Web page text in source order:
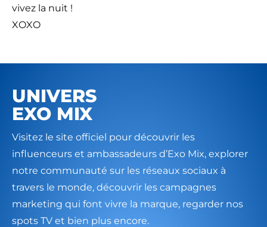
vivez la nuit !
XOXO
UNIVERS
EXO MIX
Visitez le site officiel pour découvrir les
influenceurs et ambassadeurs d’Exo Mix, explorer
notre communauté sur les réseaux sociaux à
travers le monde, découvrir les campagnes
marketing qui font vivre la marque, regarder nos
spots TV et bien plus encore.